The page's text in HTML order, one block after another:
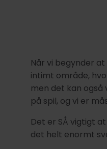
Når vi begynder
intimt område,
men det kan
på spil, og vi er
Det er SÅ vigtigt
det helt enormt